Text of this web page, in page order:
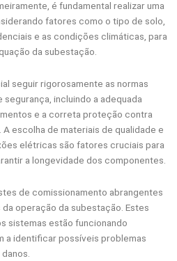
é fundamental realizar uma
fatores como o tipo de solo,
e as condições climáticas, para
da subestação.
seguir rigorosamente as normas
incluindo a adequada
e a correta proteção contra
escolha de materiais de qualidade e
elétricas são fatores cruciais para
a longevidade dos componentes.
de comissionamento abrangentes
operação da subestação. Estes
sistemas estão funcionando
a identificar possíveis problemas